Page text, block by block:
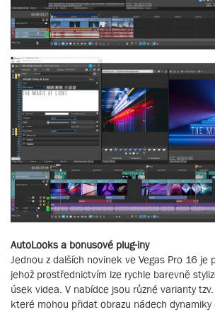
AutoLooks a bonusové plug-iny
Jednou z dalších novinek ve Vegas Pro 16 je
jehož prostřednictvím lze rychle barevně
úsek videa. V nabídce jsou různé varianty tzv.
které mohou přidat obrazu nádech dynamiky